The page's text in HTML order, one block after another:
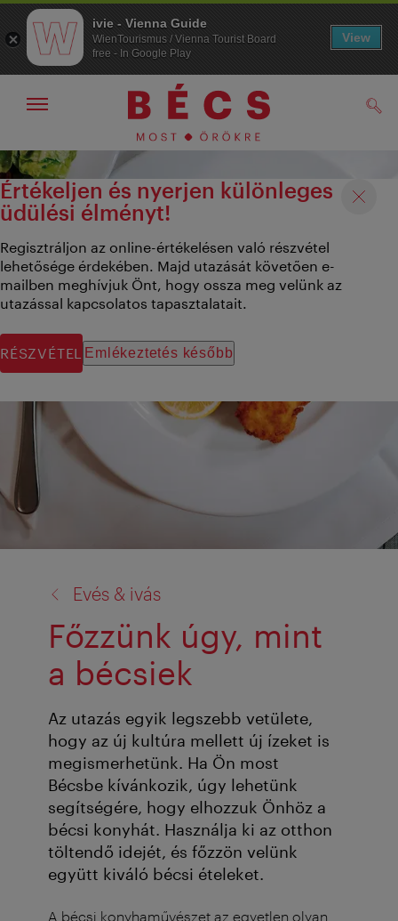
A
navigációhoz
A
tartalomhoz
Navigáció
elrejtése
Értékeljen és nyerjen különleges
üdülési élményt!
Regisztráljon az online-értékelésen való részvétel
lehetősége érdekében. Majd utazását követően e-
mailben meghívjuk Önt, hogy ossza meg velünk az
utazással kapcsolatos tapasztalatait.
RÉSZVÉTEL Emlékeztetés később
Evés & ivás
Főzzünk úgy, mint
a bécsiek
Az utazás egyik legszebb vetülete,
hogy az új kultúra mellett új ízeket is
megismerhetünk. Ha Ön most
Bécsbe kívánkozik, úgy lehetünk
segítségére, hogy elhozzuk Önhöz a
bécsi konyhát. Használja ki az otthon
töltendő idejét, és főzzön velünk
együtt kiváló bécsi ételeket.
A bécsi konyhaművészet az egyetlen olyan,
ivie - Vienna Guide
WienTourismus / Vienna Tourist Board
free - In Google Play
View